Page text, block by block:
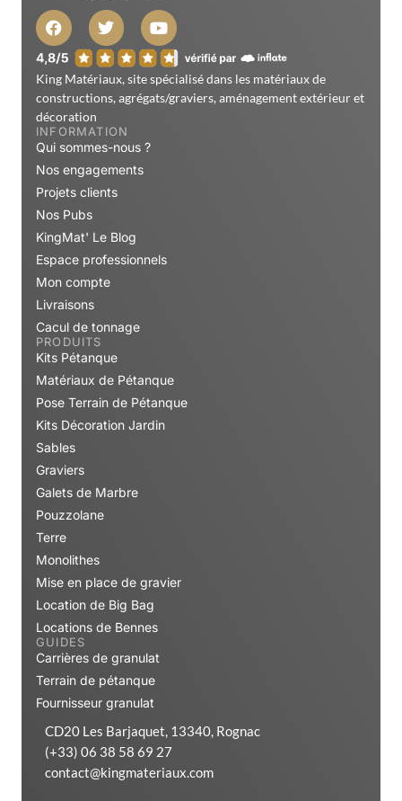
King Matériaux, site spécialisé dans les matériaux de
constructions, agrégats/graviers, aménagement extérieur et
décoration
INFORMATION
Qui sommes-nous ?
Nos engagements
Projets clients
Nos Pubs
KingMat' Le Blog
Espace professionnels
Mon compte
Livraisons
Cacul de tonnage
PRODUITS
Kits Pétanque
Matériaux de Pétanque
Pose Terrain de Pétanque
Kits Décoration Jardin
Sables
Graviers
Galets de Marbre
Pouzzolane
Terre
Monolithes
Mise en place de gravier
Location de Big Bag
Locations de Bennes
GUIDES
Carrières de granulat
Terrain de pétanque
Fournisseur granulat
CD20 Les Barjaquet, 13340, Rognac
(+33) 06 38 58 69 27
contact@kingmateriaux.com